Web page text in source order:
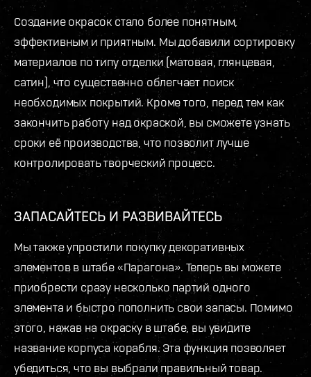
Создание окрасок стало более понятным,
эффективным и приятным. Мы добавили сортировку
материалов по типу отделки (матовая, глянцевая,
сатин), что существенно облегчает поиск
необходимых покрытий. Кроме того, перед тем как
закончить работу над окраской, вы сможете узнать
сроки её производства, что позволит лучше
контролировать творческий процесс.
ЗАПАСАЙТЕСЬ И РАЗВИВАЙТЕСЬ
Мы также упростили покупку декоративных
элементов в штабе «Парагона». Теперь вы можете
приобрести сразу несколько партий одного
элемента и быстро пополнить свои запасы. Помимо
этого, нажав на окраску в штабе, вы увидите
название корпуса корабля. Эта функция позволяет
убедиться, что вы выбрали правильный товар.